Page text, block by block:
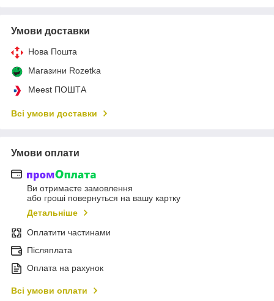
Умови доставки
Нова Пошта
Магазини Rozetka
Meest ПОШТА
Всі умови доставки
Умови оплати
Ви отримаєте замовлення
або гроші повернуться на вашу картку
Детальніше
Оплатити частинами
Післяплата
Оплата на рахунок
Всі умови оплати